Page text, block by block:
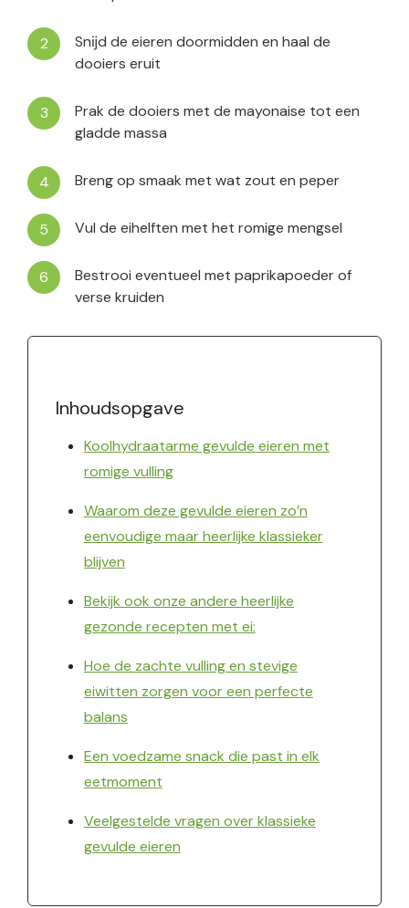
Snĳd de eieren doormidden en haal de
dooiers eruit
Prak de dooiers met de mayonaise tot een
gladde massa
Breng op smaak met wat zout en peper
Vul de eihelften met het romige mengsel
Bestrooi eventueel met paprikapoeder of
verse kruiden
Inhoudsopgave
Koolhydraatarme gevulde eieren met
romige vulling
Waarom deze gevulde eieren zo’n
eenvoudige maar heerlijke klassieker
blijven
Bekijk ook onze andere heerlijke
gezonde recepten met ei:
Hoe de zachte vulling en stevige
eiwitten zorgen voor een perfecte
balans
Een voedzame snack die past in elk
eetmoment
Veelgestelde vragen over klassieke
gevulde eieren